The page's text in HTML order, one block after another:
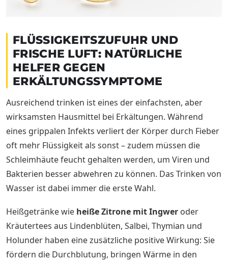
FLÜSSIGKEITSZUFUHR UND
FRISCHE LUFT: NATÜRLICHE
HELFER GEGEN
ERKÄLTUNGSSYMPTOME
Ausreichend trinken ist eines der einfachsten, aber
wirksamsten Hausmittel bei Erkältungen. Während
eines grippalen Infekts verliert der Körper durch Fieber
oft mehr Flüssigkeit als sonst – zudem müssen die
Schleimhäute feucht gehalten werden, um Viren und
Bakterien besser abwehren zu können. Das Trinken von
Wasser ist dabei immer die erste Wahl.
Heißgetränke wie heiße Zitrone mit Ingwer oder
Kräutertees aus Lindenblüten, Salbei, Thymian und
Holunder haben eine zusätzliche positive Wirkung: Sie
fördern die Durchblutung, bringen Wärme in den